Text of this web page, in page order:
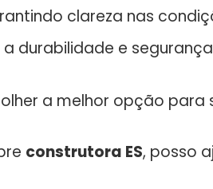
clareza nas
durabilidade e
a melhor opção
construtora ES, posso